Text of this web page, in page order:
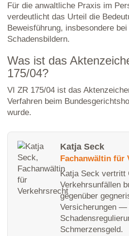
Für die anwaltliche Praxis im
verdeutlicht das Urteil die
Beweisführung, insbesondere
Schadensbildern.
Was ist das
175/04?
VI ZR 175/04 ist das
Verfahren beim
wurde.
Katja Seck
Fachanwältin für
Katja Seck vertritt
Verkehrsunfällen
gegenüber
Versicherungen —
Schmerzensgeld.